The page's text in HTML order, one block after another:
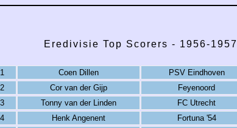
Eredivisie Top Scorers - 1956-1957
1
Coen Dillen PSV Eindhoven
2
Cor van der Gijp Feyenoord
3
Tonny van der Linden FC Utrecht
4
Henk Angenent Fortuna '54